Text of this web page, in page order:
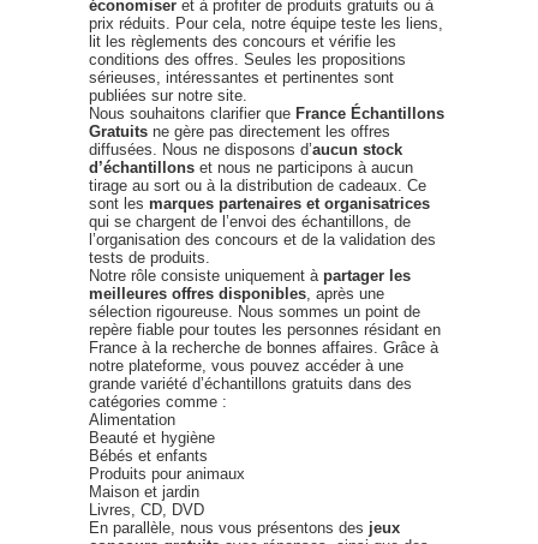
économiser et à profiter de produits gratuits ou à
prix réduits. Pour cela, notre équipe teste les liens,
lit les règlements des concours et vérifie les
conditions des offres. Seules les propositions
sérieuses, intéressantes et pertinentes sont
publiées sur notre site.
Nous souhaitons clarifier que France Échantillons
Gratuits ne gère pas directement les offres
diffusées. Nous ne disposons d’aucun stock
d’échantillons et nous ne participons à aucun
tirage au sort ou à la distribution de cadeaux. Ce
sont les marques partenaires et organisatrices
qui se chargent de l’envoi des échantillons, de
l’organisation des concours et de la validation des
tests de produits.
Notre rôle consiste uniquement à partager les
meilleures offres disponibles , après une
sélection rigoureuse. Nous sommes un point de
repère fiable pour toutes les personnes résidant en
France à la recherche de bonnes affaires. Grâce à
notre plateforme, vous pouvez accéder à une
grande variété d’échantillons gratuits dans des
catégories comme :
Alimentation
Beauté et hygiène
Bébés et enfants
Produits pour animaux
Maison et jardin
Livres, CD, DVD
En parallèle, nous vous présentons des jeux